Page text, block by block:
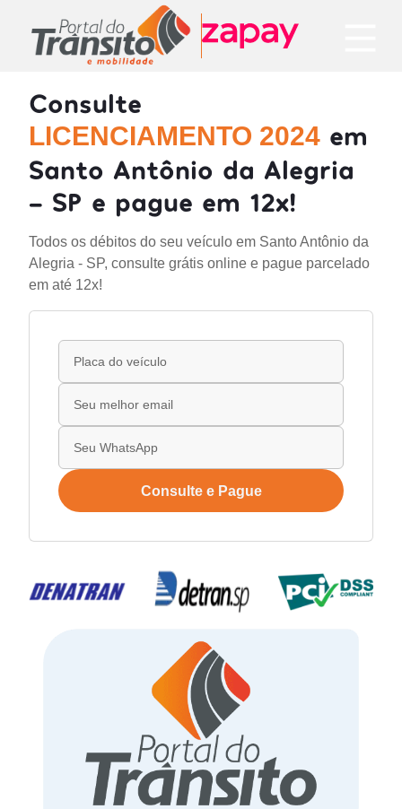
Consulte
LICENCIAMENTO 2024 em
Santo Antônio da Alegria
- SP e pague em 12x!
Todos os débitos do seu veículo em Santo Antônio da
Alegria - SP, consulte grátis online e pague parcelado
em até 12x!
Consulte e Pague